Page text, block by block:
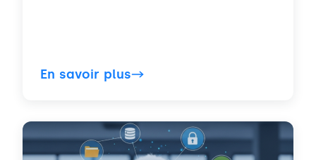
En savoir plus